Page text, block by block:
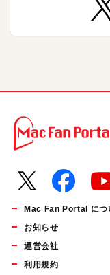
Mac Fan Portal につ
お知らせ
運営会社
利用規約